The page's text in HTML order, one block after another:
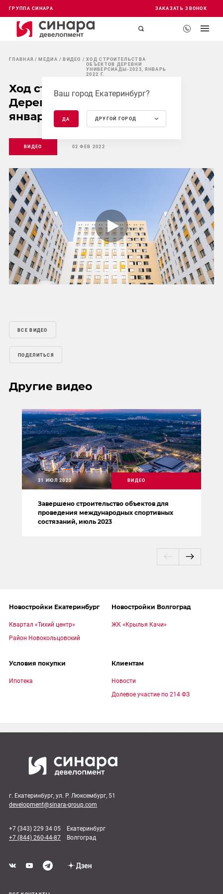
ГРУППА СИНАРА ЗАКАЗАТЬ ЗВОНОК
Ваш город Екатеринбург?
ДА ДРУГОЙ ГОРОД
ГЛАВНАЯ МЕДИА ВИДЕО
ХОД СТРОИТЕЛЬСТВА
ОБЪЕКТОВ ДЕРЕВНИ
УНИВЕРСИАДЫ-2023, ЯНВАРЬ
2022 Г.
Ход строительства объектов
Деревни Универсиады-2023,
январь 2022 г.
ВИДЕО 02 ФЕВ 2022
Mute Settings
Play
ВСЕ ВИДЕО
ПОДЕЛИТЬСЯ
Другие видео
Завершено строительство объектов для
проведения международных спортивных
состязаний, июль 2023
31 ИЮЛ 2023 ВИДЕО
Новостройки Екатеринбург
Квартал «Тихий центр»
Район Новокольцовский
Новостройки Волгоград
ЖК «Крылья Качи»
Условия покупки
Ипотека
Клиентам
Новости
Долевое участие по 214 ФЗ
г. Екатеринбург, ул. Р. Люксембург, 51
development@sinara-group.com
+7 (343) 229 34 05 Екатеринбург
+7 (844) 260-44-87 Волгоград